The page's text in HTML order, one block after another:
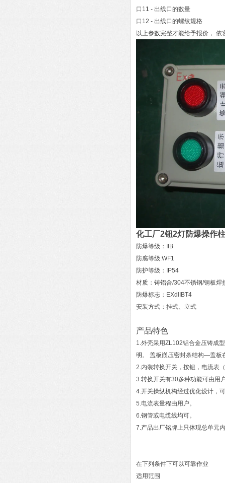
口11 - 出线口的数量
口12 - 出线口的螺纹规
以上参数完整才能给予报价，
化工厂2钮2灯防爆操作柱
防爆等级：IIB
防腐等级:WF1
防护等级：IP54
材质：铸铝合/304不锈钢/钢板焊
防爆标志：EXdIIBT4
安装方式：挂式、立式
产品特色
1.外壳采用ZL102铝合金压铸成
明。 盖板嵌压密封条结构—盖板
2.内装转换开关，按钮，电流表
3.转换开关有30多种功能可由用
4.开关操纵机构经过优化设计，
5.电流表量程由用户。
6.钢管或电缆线均可。
7.产品出厂铭牌上只体现总单元
在下列条件下可以可靠作业
适用范围